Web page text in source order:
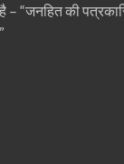
– “जनहित की